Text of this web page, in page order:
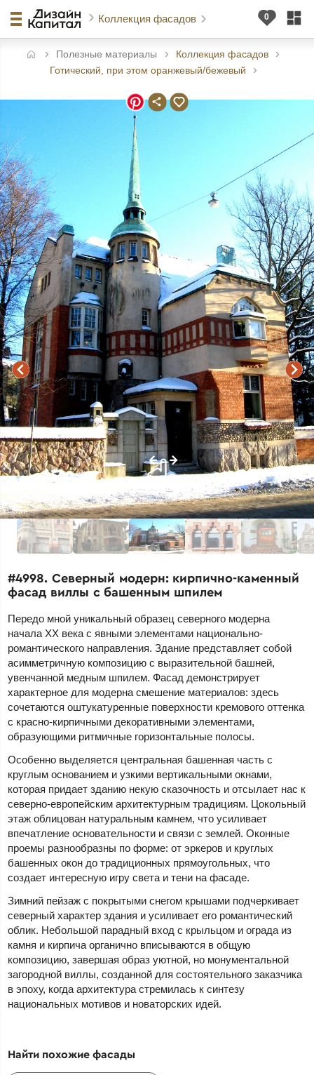
Коллекция фасадов
Полезные материалы
Коллекция фасадов
Готический, при этом оранжевый/бежевый
#4998. Северный модерн: кирпично-каменный
фасад виллы с башенным шпилем
Передо мной уникальный образец северного модерна
начала XX века с явными элементами национально-
романтического направления. Здание представляет собой
асимметричную композицию с выразительной башней,
увенчанной медным шпилем. Фасад демонстрирует
характерное для модерна смешение материалов: здесь
сочетаются оштукатуренные поверхности кремового оттенка
с красно-кирпичными декоративными элементами,
образующими ритмичные горизонтальные полосы.
Особенно выделяется центральная башенная часть с
круглым основанием и узкими вертикальными окнами,
которая придает зданию некую сказочность и отсылает нас к
северно-европейским архитектурным традициям. Цокольный
этаж облицован натуральным камнем, что усиливает
впечатление основательности и связи с землей. Оконные
проемы разнообразны по форме: от эркеров и круглых
башенных окон до традиционных прямоугольных, что
создает интересную игру света и тени на фасаде.
Зимний пейзаж с покрытыми снегом крышами подчеркивает
северный характер здания и усиливает его романтический
облик. Небольшой парадный вход с крыльцом и ограда из
камня и кирпича органично вписываются в общую
композицию, завершая образ уютной, но монументальной
загородной виллы, созданной для состоятельного заказчика
в эпоху, когда архитектура стремилась к синтезу
национальных мотивов и новаторских идей.
Найти похожие фасады